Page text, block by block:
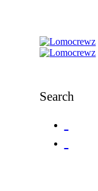
Search